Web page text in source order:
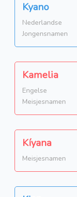
Kyano
Nederlandse
Jongensnamen
Kamelia
Engelse
Meisjesnamen
Kíyana
Meisjesnamen